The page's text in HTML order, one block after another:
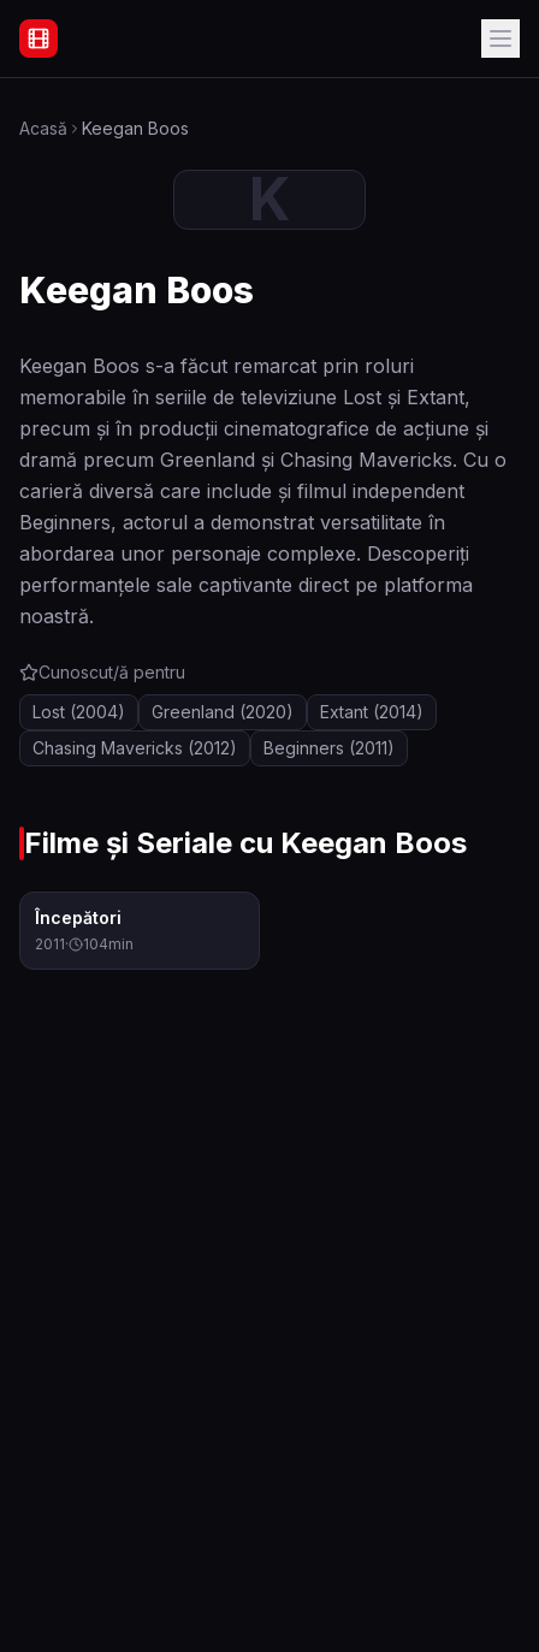
Filme Online Subtitrate - Acasă
Acasă Keegan Boos
K
Keegan Boos
Keegan Boos s-a făcut remarcat prin roluri
memorabile în seriile de televiziune Lost și Extant,
precum și în producții cinematografice de acțiune și
dramă precum Greenland și Chasing Mavericks. Cu o
carieră diversă care include și filmul independent
Beginners, actorul a demonstrat versatilitate în
abordarea unor personaje complexe. Descoperiți
performanțele sale captivante direct pe platforma
noastră.
Cunoscut/ă pentru
Lost (2004) Greenland (2020) Extant (2014)
Chasing Mavericks (2012) Beginners (2011)
Filme și Seriale cu Keegan Boos
Începători
2011· 104min